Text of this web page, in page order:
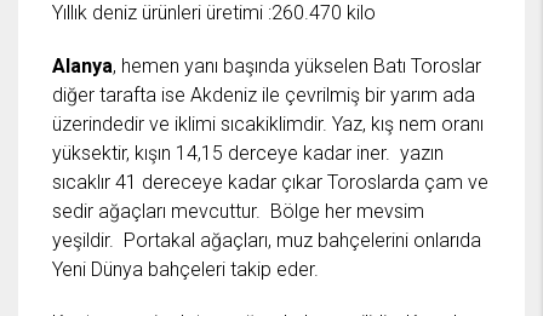
Yıllık deniz ürünleri üretimi :260.470 kilo
Alanya, hemen yanı başında yükselen Batı Toroslar
diğer tarafta ise Akdeniz ile çevrilmiş bir yarım ada
üzerindedir ve iklimi sıcakiklimdir. Yaz, kış nem oranı
yüksektir, kışın 14,15 derceye kadar iner. yazın
sıcaklır 41 dereceye kadar çıkar Toroslarda çam ve
sedir ağaçları mevcuttur. Bölge her mevsim
yeşildir. Portakal ağaçları, muz bahçelerini onlarıda
Yeni Dünya bahçeleri takip eder.